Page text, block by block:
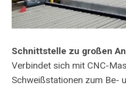
Schnittstelle zu großen
Verbindet sich mit CNC-
Schweißstationen zum Be-